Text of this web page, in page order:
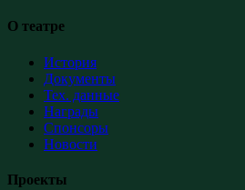
О театре
История
Документы
Тех. данные
Награды
Спонсоры
Новости
Проекты